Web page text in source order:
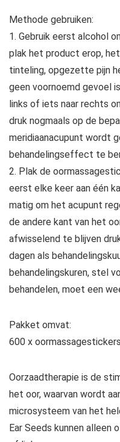
Methode gebruiken:
1. Gebruik eerst alcohol
plak het product erop,
tinteling, opgezette pijn
geen voornoemd gevoel
links of iets naar rechts
druk nogmaals op de
meridiaanacupunt wordt
behandelingseffect te
2. Plak de
eerst elke keer aan één
matig om het acupunt
de andere kant van het
afwisselend te blijven
dagen als
behandelingskuren, stel
behandelen, moet een
Pakket omvat:
600 x oormassagestickers
Oorzaadtherapie is de
het oor, waarvan wordt
microsysteem van het
Ear Seeds kunnen